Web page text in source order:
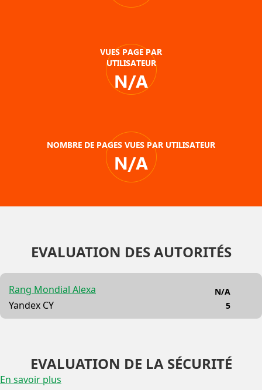
VUES PAGE PAR
UTILISATEUR
N/A
NOMBRE DE PAGES VUES PAR UTILISATEUR
N/A
EVALUATION DES AUTORITÉS
Rang Mondial Alexa
Yandex CY
N/A
5
EVALUATION DE LA SÉCURITÉ
En savoir plus